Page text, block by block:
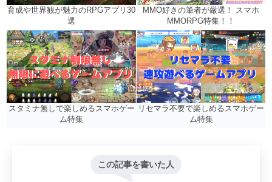
育成や世界観が魅力のRPGアプリ30
選
MMO好きの筆者が厳選！ スマホ
MMORPG特集！！
スタミナ無しで楽しめるスマホゲー
ム特集
リセマラ不要で楽しめるスマホゲー
ム特集
この記事を書いた人